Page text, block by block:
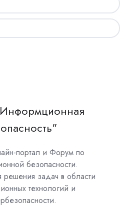
портал и Форум по
безопасности.
решения задач в области
технологий и